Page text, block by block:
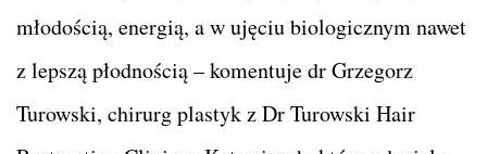
młodością, energią, a w ujęciu biologicznym nawet
z lepszą płodnością – komentuje dr Grzegorz
Turowski, chirurg plastyk z Dr Turowski Hair